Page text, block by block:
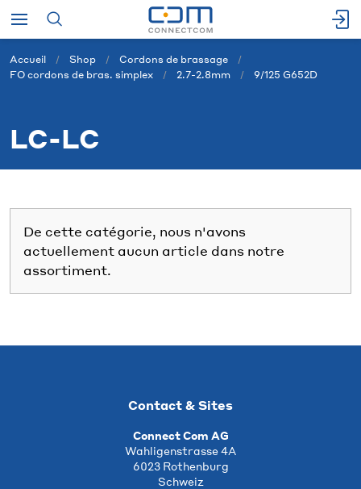
Accueil Shop
Cordons de brassage
FO cordons de bras. simplex
2.7-2.8mm 9/125 G652D
LC-LC
De cette catégorie, nous n'avons
actuellement aucun article dans notre
assortiment.
Contact & Sites
Connect Com AG
Wahligenstrasse 4A
6023 Rothenburg
Schweiz